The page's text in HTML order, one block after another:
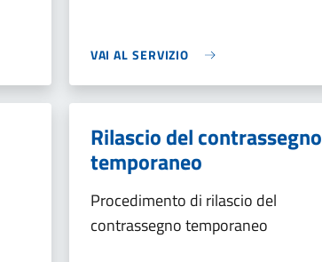
VAI AL SERVIZIO
Rilascio del contrassegno
temporaneo
Procedimento di rilascio del
contrassegno temporaneo